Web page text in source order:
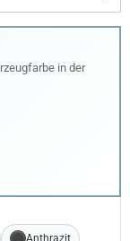
in der
Anthrazit